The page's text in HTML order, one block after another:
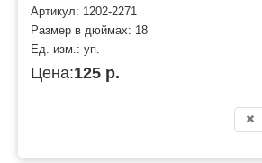
Артикул: 1202-2271
Размер в дюймах: 18
Ед. изм.: уп.
Цена:125 р.